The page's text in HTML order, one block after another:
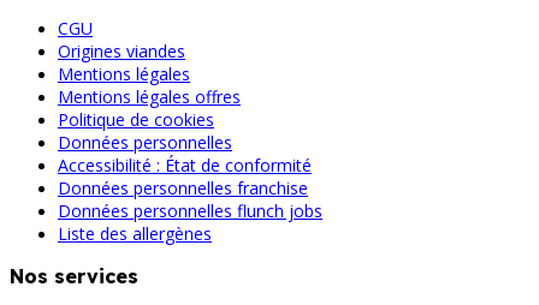
CGU
Origines viandes
Mentions légales
Mentions légales offres
Politique de cookies
Données personnelles
Accessibilité : État de conformité
Données personnelles franchise
Données personnelles flunch jobs
Liste des allergènes
Nos services